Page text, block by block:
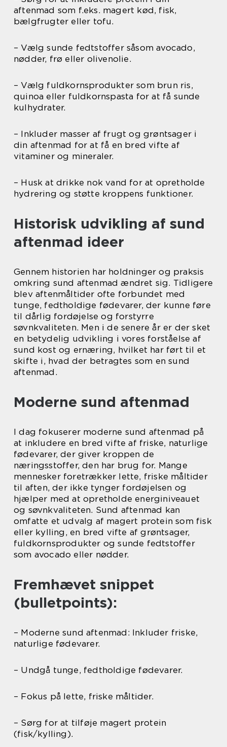
aftenmad som f.eks. magert kød, fisk,
bælgfrugter eller tofu.
– Vælg sunde fedtstoffer såsom avocado,
nødder, frø eller olivenolie.
– Vælg fuldkornsprodukter som brun ris,
quinoa eller fuldkornspasta for at få sunde
kulhydrater.
– Inkluder masser af frugt og grøntsager i
din aftenmad for at få en bred vifte af
vitaminer og mineraler.
– Husk at drikke nok vand for at opretholde
hydrering og støtte kroppens funktioner.
Historisk udvikling af sund
aftenmad ideer
Gennem historien har holdninger og praksis
omkring sund aftenmad ændret sig. Tidligere
blev aftenmåltider ofte forbundet med
tunge, fedtholdige fødevarer, der kunne føre
til dårlig fordøjelse og forstyrre
søvnkvaliteten. Men i de senere år er der sket
en betydelig udvikling i vores forståelse af
sund kost og ernæring, hvilket har ført til et
skifte i, hvad der betragtes som en sund
aftenmad.
Moderne sund aftenmad
I dag fokuserer moderne sund aftenmad på
at inkludere en bred vifte af friske, naturlige
fødevarer, der giver kroppen de
næringsstoffer, den har brug for. Mange
mennesker foretrækker lette, friske måltider
til aften, der ikke tynger fordøjelsen og
hjælper med at opretholde energiniveauet
og søvnkvaliteten. Sund aftenmad kan
omfatte et udvalg af magert protein som fisk
eller kylling, en bred vifte af grøntsager,
fuldkornsprodukter og sunde fedtstoffer
som avocado eller nødder.
Fremhævet snippet
(bulletpoints):
– Moderne sund aftenmad: Inkluder friske,
naturlige fødevarer.
– Undgå tunge, fedtholdige fødevarer.
– Fokus på lette, friske måltider.
– Sørg for at tilføje magert protein
(fisk/kylling).